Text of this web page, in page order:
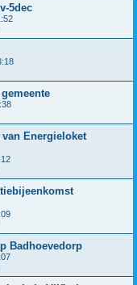
5dec
Energieloket
Badhoevedorp